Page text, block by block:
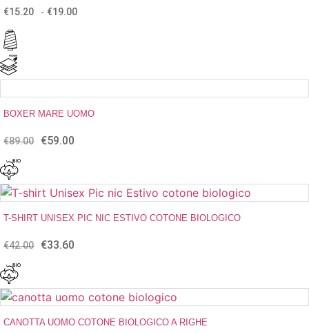
€15.20 - €19.00
BOXER MARE UOMO
€89.00
Il
era:
€89.00.
€59.00
è:
€59.00.
T-SHIRT UNISEX PIC NIC ESTIVO COTONE BIOLOGICO
€42.00
Il
era:
€42.00.
€33.60
è:
€33.60.
CANOTTA UOMO COTONE BIOLOGICO A RIGHE